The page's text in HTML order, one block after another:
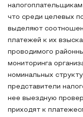
что среди целевых
выделяют
платежей к их
проводимого
мониторинга
номинальных
представители
нее выездную
приходят к